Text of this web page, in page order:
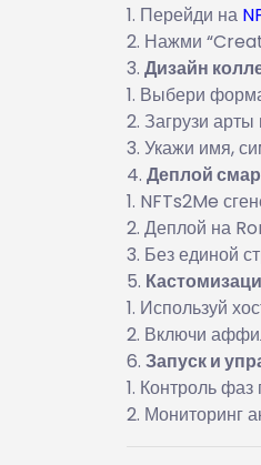
Перейди на
Нажми
Дизайн
Выбери
Загрузи
Укажи имя,
Деплой
NFTs2Me
Деплой на
Без единой
Используй
Включи
Запуск и
Контроль
Мониторинг